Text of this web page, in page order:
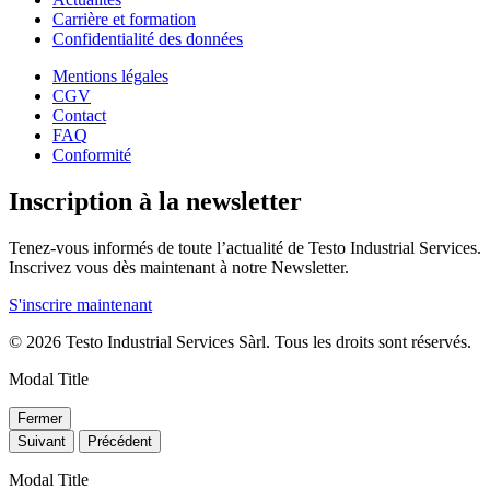
Carrière et formation
Confidentialité des données
Mentions légales
CGV
Contact
FAQ
Conformité
Inscription à la newsletter
Tenez-vous informés de toute l’actualité de Testo Industrial Services.
Inscrivez vous dès maintenant à notre Newsletter.
S'inscrire maintenant
© 2026 Testo Industrial Services Sàrl. Tous les droits sont réservés.
Modal Title
Fermer
Suivant
Précédent
Modal Title